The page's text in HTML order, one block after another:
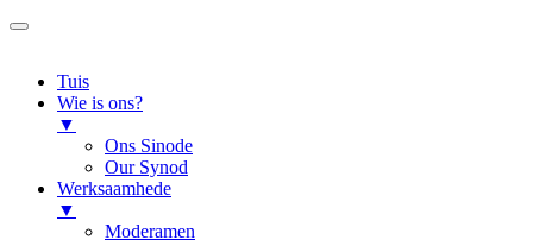
Tuis
Wie is ons?
▼
Ons Sinode
Our Synod
Werksaamhede
▼
Moderamen